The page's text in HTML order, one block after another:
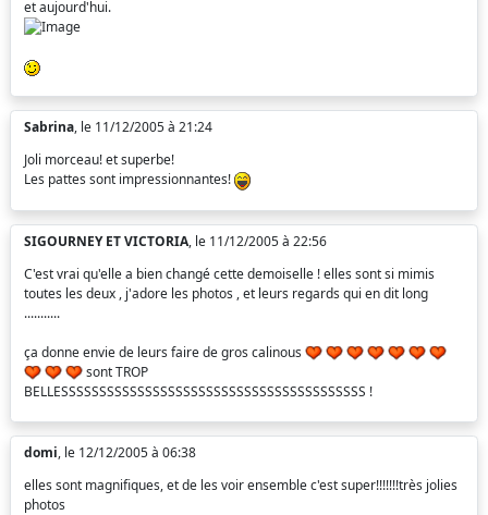
et aujourd'hui.
Sabrina, le 11/12/2005 à 21:24
Joli morceau! et superbe!
Les pattes sont impressionnantes!
SIGOURNEY ET VICTORIA, le 11/12/2005 à 22:56
C'est vrai qu'elle a bien changé cette demoiselle ! elles sont si mimis
toutes les deux , j'adore les photos , et leurs regards qui en dit long
...........
ça donne envie de leurs faire de gros calinous
sont TROP
BELLESSSSSSSSSSSSSSSSSSSSSSSSSSSSSSSSSSSSSSSS !
domi, le 12/12/2005 à 06:38
elles sont magnifiques, et de les voir ensemble c'est super!!!!!!!très jolies
photos